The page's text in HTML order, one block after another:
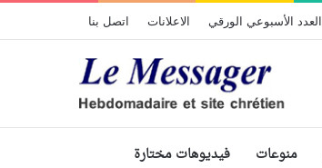
العدد الأسبوعي الورقي الاعلانات اتصل بنا
منوعات فيديوهات مختارة